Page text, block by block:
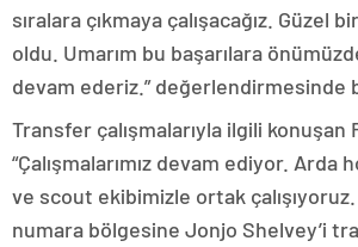
sıralara çıkmaya çalışacağız. Güzel
oldu. Umarım bu başarılara
devam ederiz.” değerlendirmesinde
Transfer çalışmalarıyla ilgili konuşan
“Çalışmalarımız devam ediyor.
ve scout ekibimizle ortak
numara bölgesine Jonjo Shelvey’i